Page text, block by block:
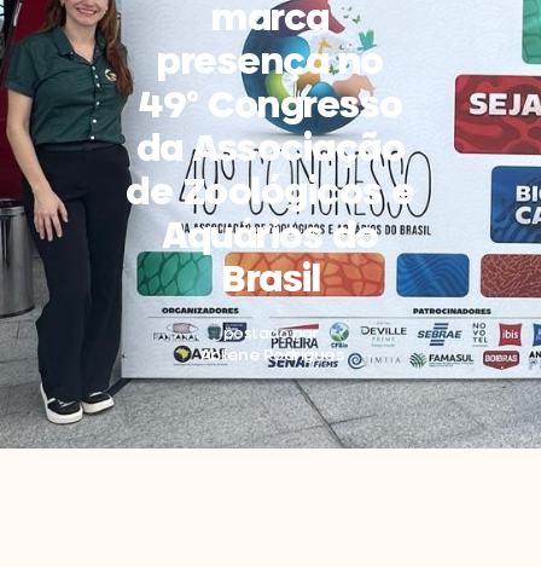
marca
presença no
49º Congresso
da Associação
de Zoológicos e
Aquários do
Brasil
postado por
Abilene Rodrigues